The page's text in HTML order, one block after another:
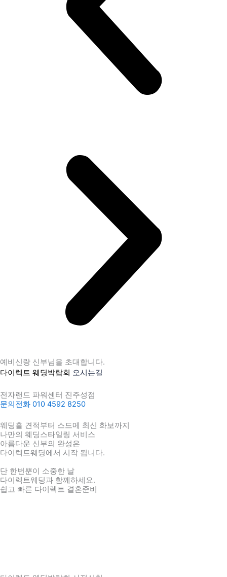
예비신랑 신부님을 초대합니다.
다이렉트 웨딩박람회 오시는길
전자랜드 파워센터 진주성점
문의전화 010 4592 8250
웨딩홀 견적부터 스드메 최신 화보까지
나만의 웨딩스타일링 서비스
아름다운 신부의 완성은
다이렉트웨딩에서 시작 됩니다.
단 한번뿐이 소중한 날
다이렉트웨딩과 함께하세요.
쉽고 빠른 다이렉트 결혼준비